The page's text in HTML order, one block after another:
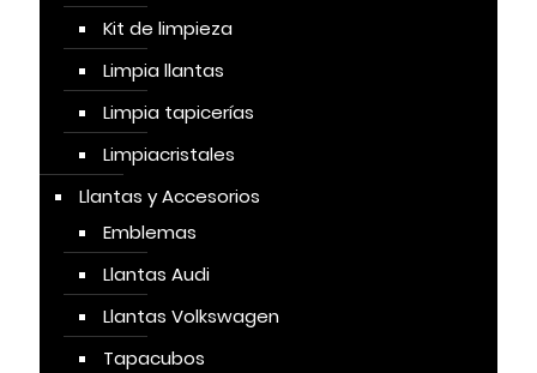
Kit de limpieza
Limpia llantas
Limpia tapicerías
Limpiacristales
Llantas y Accesorios
Emblemas
Llantas Audi
Llantas Volkswagen
Tapacubos